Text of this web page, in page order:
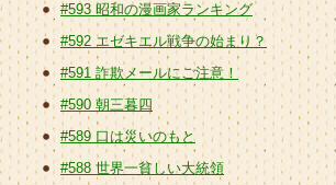
#593 昭和の漫画家ランキング
#592 エゼキエル戦争の始まり？
#591 詐欺メールにご注意！
#590 朝三暮四
#589 口は災いのもと
#588 世界一貧しい大統領